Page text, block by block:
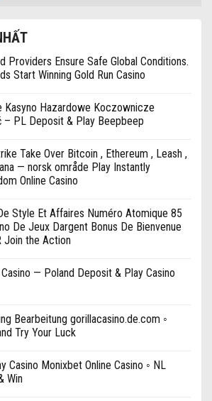
Providers Ensure Safe Global Conditions.
Start Winning Gold Run Casino
Kasyno Hazardowe Koczownicze
– PL Deposit & Play Beepbeep
Take Over Bitcoin , Ethereum , Leash ,
— norsk område Play Instantly
Online Casino
Style Et Affaires Numéro Atomique 85
De Jeux Dargent Bonus De Bienvenue
Join the Action
— Poland Deposit & Play Casino
Bearbeitung gorillacasino.de.com ◦
Try Your Luck
Casino Monixbet Online Casino ◦ NL
Win